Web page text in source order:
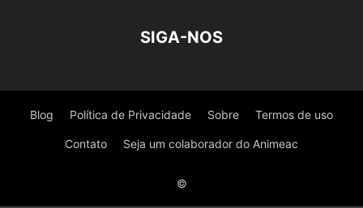
SIGA-NOS
Blog Política de Privacidade Sobre Termos de uso
Contato Seja um colaborador do Animeac
©